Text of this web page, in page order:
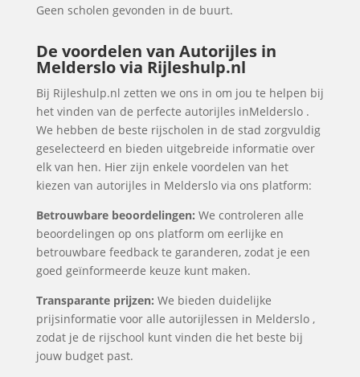
Geen scholen gevonden in de buurt.
De voordelen van Autorijles in
Melderslo via Rijleshulp.nl
Bij Rijleshulp.nl zetten we ons in om jou te helpen bij
het vinden van de perfecte autorijles inMelderslo .
We hebben de beste rijscholen in de stad zorgvuldig
geselecteerd en bieden uitgebreide informatie over
elk van hen. Hier zijn enkele voordelen van het
kiezen van autorijles in Melderslo via ons platform:
Betrouwbare beoordelingen: We controleren alle
beoordelingen op ons platform om eerlijke en
betrouwbare feedback te garanderen, zodat je een
goed geïnformeerde keuze kunt maken.
Transparante prijzen: We bieden duidelijke
prijsinformatie voor alle autorijlessen in Melderslo ,
zodat je de rijschool kunt vinden die het beste bij
jouw budget past.